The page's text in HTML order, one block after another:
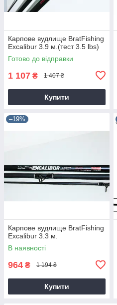
Карпове вудлище BratFishing
Excalibur 3.9 м.(тест 3.5 lbs)
Готово до відправки
1 107 ₴ 1 407 ₴
Купити
–19%
Карпове вудлище BratFishing
Excalibur 3.3 м.
В наявності
964 ₴ 1 194 ₴
Купити